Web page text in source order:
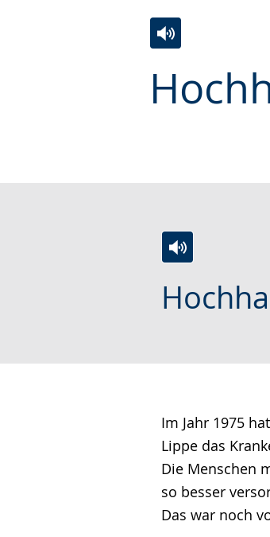
Leichten
Sprache
Audio-
Unterstützung.
Video
in
Leichten
Audio-
Video
angezeigt.
Im Jahr 1975
Lippe das
Die Menschen
so besser
Das war noch